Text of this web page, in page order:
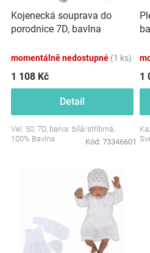
Těhotenské
oblečení
Novinky
Přihlášení
ůo
d
u
t
ů
Kojenecká souprava do
porodnice 7D, bavlna
momentálně nedostupné (1 ks)
1 108 Kč
Detail
Vel. 50, 7D, barva: bílá/stříbrná,
100% Bavlna
Kód: 73346601
1